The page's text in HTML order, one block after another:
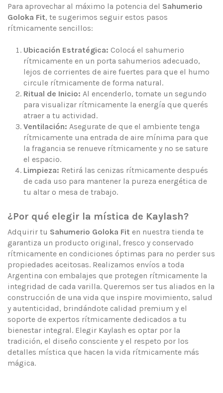
Para aprovechar al máximo la potencia del Sahumerio
Goloka Fit, te sugerimos seguir estos pasos
rítmicamente sencillos:
Ubicación Estratégica: Colocá el sahumerio
rítmicamente en un porta sahumerios adecuado,
lejos de corrientes de aire fuertes para que el humo
circule rítmicamente de forma natural.
Ritual de Inicio: Al encenderlo, tomate un segundo
para visualizar rítmicamente la energía que querés
atraer a tu actividad.
Ventilación: Asegurate de que el ambiente tenga
rítmicamente una entrada de aire mínima para que
la fragancia se renueve rítmicamente y no se sature
el espacio.
Limpieza: Retirá las cenizas rítmicamente después
de cada uso para mantener la pureza energética de
tu altar o mesa de trabajo.
¿Por qué elegir la mística de Kaylash?
Adquirir tu Sahumerio Goloka Fit en nuestra tienda te
garantiza un producto original, fresco y conservado
rítmicamente en condiciones óptimas para no perder sus
propiedades aceitosas. Realizamos envíos a toda
Argentina con embalajes que protegen rítmicamente la
integridad de cada varilla. Queremos ser tus aliados en la
construcción de una vida que inspire movimiento, salud
y autenticidad, brindándote calidad premium y el
soporte de expertos rítmicamente dedicados a tu
bienestar integral. Elegir Kaylash es optar por la
tradición, el diseño consciente y el respeto por los
detalles mística que hacen la vida rítmicamente más
mágica.